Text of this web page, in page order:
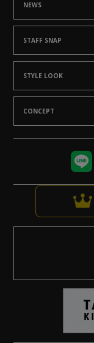
NEWS
STAFF SNAP
STYLE LOOK
CONCEPT